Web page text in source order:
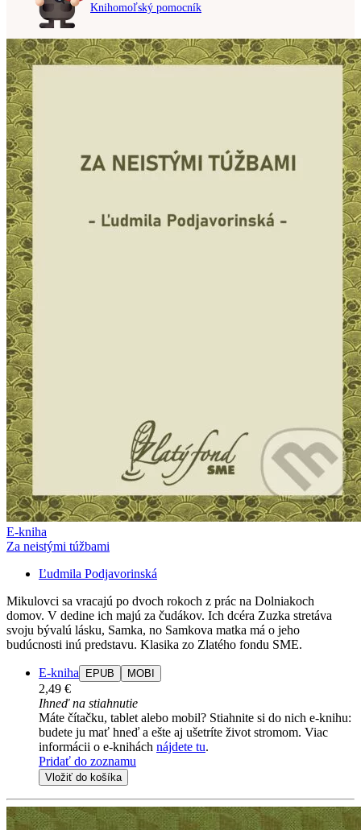
Knihomoľský pomocník
E-kniha
Za neistými túžbami
Ľudmila Podjavorinská
Mikulovci sa vracajú po dvoch rokoch z prác na Dolniakoch
domov. V dedine ich majú za čudákov. Ich dcéra Zuzka stretáva
svoju bývalú lásku, Samka, no Samkova matka má o jeho
budúcnosti inú predstavu. Klasika zo Zlatého fondu SME.
E-kniha EPUB MOBI
2,49 €
Ihneď na stiahnutie
Máte čítačku, tablet alebo mobil? Stiahnite si do nich e-knihu:
budete ju mať hneď a ešte aj ušetríte život stromom. Viac
informácii o e-knihách nájdete tu.
Pridať do zoznamu
Vložiť do košíka